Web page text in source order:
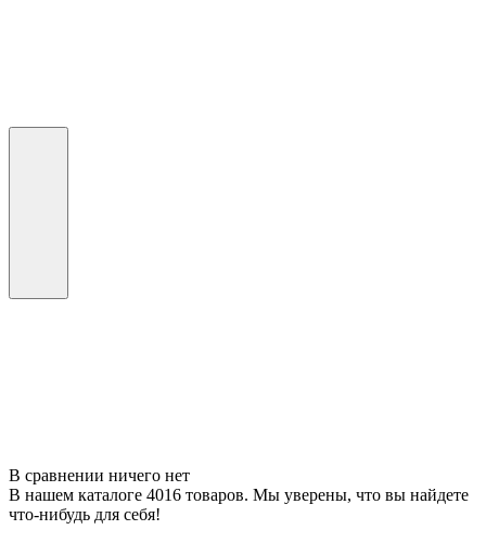
В сравнении ничего нет
В нашем каталоге 4016 товаров. Мы уверены, что вы найдете
что-нибудь для себя!